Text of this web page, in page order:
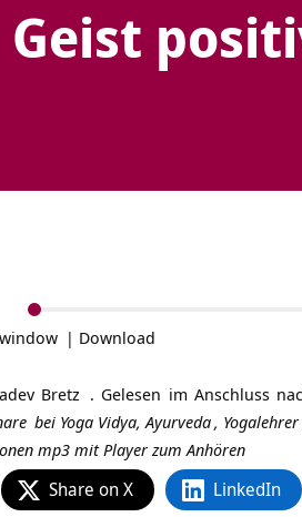
| Download
Bretz . Gelesen im Anschluss
bei Yoga Vidya,Ayurveda,
mp3 mit Player zum Anhören
Share on X LinkedIn